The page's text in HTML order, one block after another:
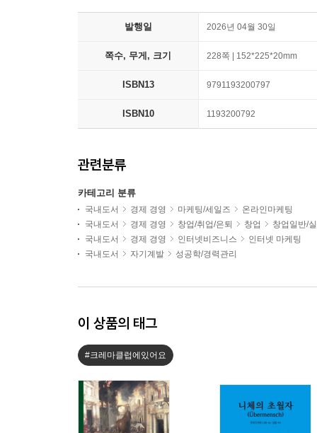
발행일 2026년 04월 30일
쪽수, 무게, 크기 228쪽 | 152*225*20mm
ISBN13 9791193200797
ISBN10 1193200792
관련분류
카테고리 분류
국내도서 경제 경영 마케팅/세일즈
온라인마케팅
국내도서
경제 경영 창업/취업/은퇴 창업
창업일반/
국내도서
경제 경영 인터넷비즈니스
인터넷 마케팅
국내도서
자기계발 성공학/경력관리
이 상품의 태그
#크레마클럽에있어요